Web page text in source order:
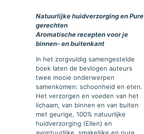
Natuurlijke huidverzorging en Pure
gerechten
Aromatische recepten voor je
binnen- en buitenkant
In het zorgvuldig samengestelde
boek laten de bevlogen auteurs
twee mooie onderwerpen
samenkomen: schoonheid en eten.
Het verzorgen en voeden van het
lichaam, van binnen en van buiten
met geurige, 100% natuurlijke
huidverzorging (Ellen) en